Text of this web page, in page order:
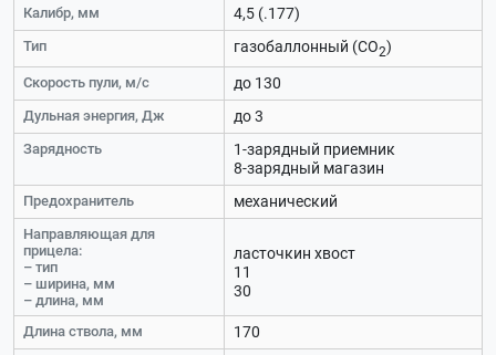
Калибр, мм 4,5 (.177)
Тип газобаллонный (CO2)
Скорость пули, м/с до 130
Дульная энергия, Дж до 3
Зарядность
1-зарядный приемник
8-зарядный магазин
Предохранитель механический
Направляющая для
прицела:
– тип
– ширина, мм
– длина, мм
ласточкин хвост
11
30
Длина ствола, мм 170